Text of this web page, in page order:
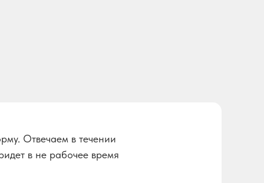
Отвечаем в течении
в не рабочее время